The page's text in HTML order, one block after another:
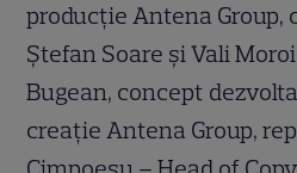
producție Antena Group,
Ştefan Soare şi Vali
Bugean, concept
creație Antena Group,